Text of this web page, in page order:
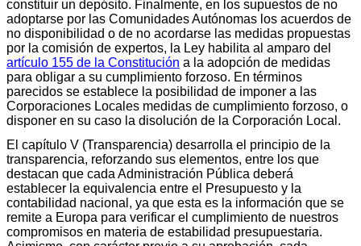
constituir un depósito. Finalmente, en los supuestos de no
adoptarse por las Comunidades Autónomas los acuerdos de
no disponibilidad o de no acordarse las medidas propuestas
por la comisión de expertos, la Ley habilita al amparo del
artículo 155 de la Constitución a la adopción de medidas
para obligar a su cumplimiento forzoso. En términos
parecidos se establece la posibilidad de imponer a las
Corporaciones Locales medidas de cumplimiento forzoso, o
disponer en su caso la disolución de la Corporación Local.
El capítulo V (Transparencia) desarrolla el principio de la
transparencia, reforzando sus elementos, entre los que
destacan que cada Administración Pública deberá
establecer la equivalencia entre el Presupuesto y la
contabilidad nacional, ya que esta es la información que se
remite a Europa para verificar el cumplimiento de nuestros
compromisos en materia de estabilidad presupuestaria.